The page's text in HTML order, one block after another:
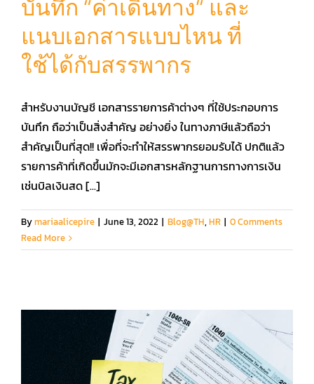
บันทึก “ค่าเดินทาง” และ
แนบเอกสารแบบไหน ที่
ใช้ได้กับสรรพากร
สำหรับงานบัญชี เอกสารรายการค้าต่างๆ ที่ใช้ประกอบการ
บันทึก ถือว่าเป็นสิ่งสำคัญ อย่างยิ่ง ในทางภาษีแล้วถือว่า
สำคัญเป็นที่สุด!! เพื่อที่จะทำให้สรรพากรยอมรับได้ ปกติแล้ว
รายการค้าที่เกิดขึ้นมักจะมีเอกสารหลักฐานการทางการเงิน
เช่นบิลเงินสด [...]
Bymariaalicepire | June 13, 2022 | Blog@TH, HR | 0 Comments
Read More